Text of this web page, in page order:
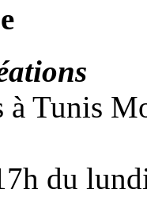
à Tunis
du